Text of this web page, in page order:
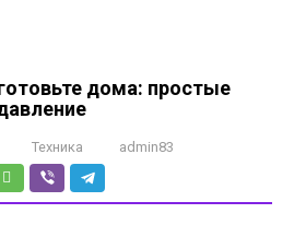
дома: простые
Техника admin83